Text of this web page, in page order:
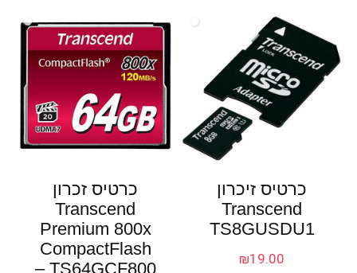
כרטיס זיכרון
Transcend
TS8GUSDU1
₪19.00
כרטיס זכרון
Transcend
Premium 800x
CompactFlash
TS64GCF800 –